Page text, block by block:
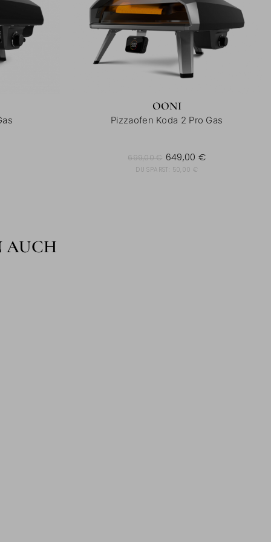
OONI
Pizzaofen Koda 2 Pro Gas
699,00 € 649,00 €
DU SPARST: 50,00 €
AUCH